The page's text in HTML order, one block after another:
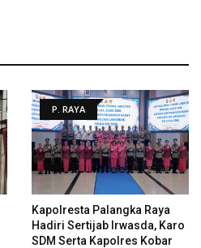
P. RAYA
Kapolresta Palangka Raya
Hadiri Sertijab Irwasda, Karo
SDM Serta Kapolres Kobar